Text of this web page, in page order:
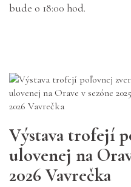
bude o 18:00 hod.
Výstava trofejí
ulovenej na
2026 Vavrečka